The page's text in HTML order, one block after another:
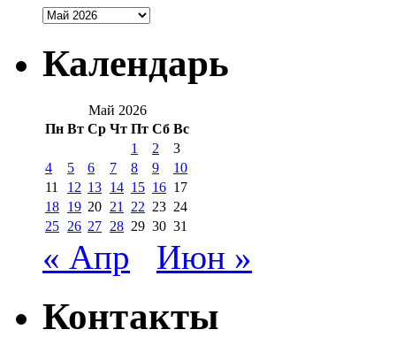
Архивы
Календарь
Май 2026
Пн Вт Ср Чт Пт Сб Вс
1
2
3
4
5 6 7 8 9
10
11
12 13 14 15 16 17
18 19 20 21 22 23 24
25 26 27 28 29 30 31
« Апр Июн »
Контакты